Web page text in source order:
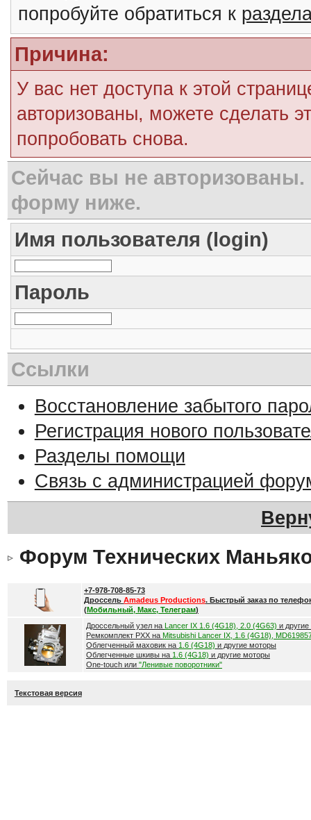
попробуйте обратиться к
Причина:
У вас нет доступа к этой
авторизованы, можете сделать
попробовать снова.
Сейчас вы не авторизованы.
форму ниже.
Имя пользователя (login)
Пароль
Ссылки
Восстановление забытого
Регистрация нового
Разделы помощи
Связь с администрацией
Форум Технических
+7-978-708-85-73
Дроссель Amadeus Productions. Быстрый заказ по
(Мобильный, Макс, Телеграм)
Дроссельный узел на Lancer IX 1.6 (4G18), 2.0 (4G63) и
Ремкомплект РХХ на Mitsubishi Lancer IX, 1.6 (4G18),
Облегченный маховик на 1.6 (4G18) и другие моторы
Облегченные шкивы на 1.6 (4G18) и другие моторы
One-touch или "Ленивые поворотники"
Текстовая версия